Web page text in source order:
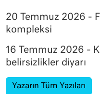
20 Temmuz 2026 -
kompleksi
16 Temmuz 2026 -
belirsizlikler diyarı
Yazarın Tüm Yazıları